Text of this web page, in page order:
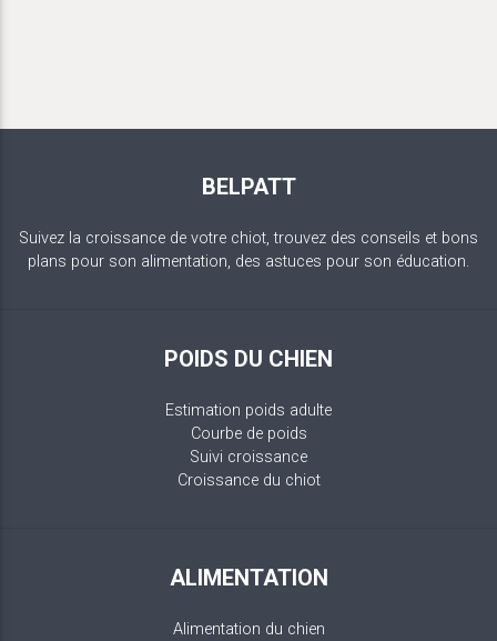
BELPATT
Suivez la croissance de votre chiot, trouvez des conseils et bons
plans pour son alimentation, des astuces pour son éducation.
POIDS DU CHIEN
Estimation poids adulte
Courbe de poids
Suivi croissance
Croissance du chiot
ALIMENTATION
Alimentation du chien